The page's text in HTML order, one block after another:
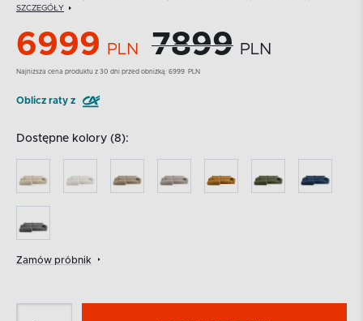
SZCZEGÓŁY
6999 PLN 7899 PLN
Najnizsza cena produktu z 30 dni przed obniżką: 6999 PLN
Oblicz raty z
Dostępne kolory (8):
Zamów próbnik